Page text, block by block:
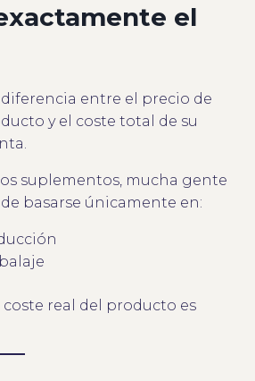
el
entre el precio de
y el coste total de su
suplementos, mucha gente
basarse únicamente en:
real del producto es